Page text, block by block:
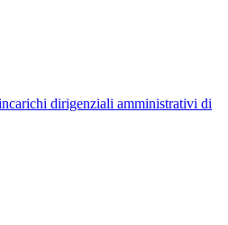
dirigenziali amministrativi di